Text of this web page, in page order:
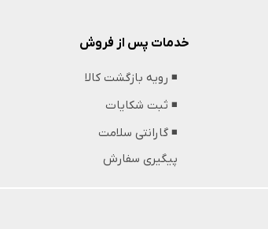
خدمات پس از فروش
◾️ رویه بازگشت کالا
◾️ ثبت شکایات
◾️ گارانتی سلامت
پیگیری سفارش